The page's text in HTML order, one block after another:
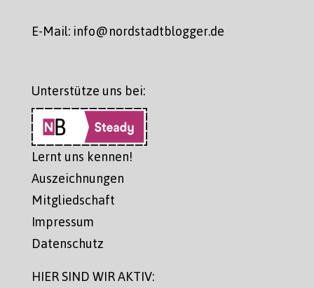
E-Mail: info@nordstadtblogger.de
Unterstütze uns bei:
Lernt uns kennen!
Auszeichnungen
Mitgliedschaft
Impressum
Datenschutz
HIER SIND WIR AKTIV: